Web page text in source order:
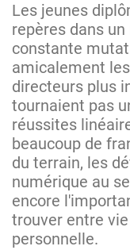
Les jeunes
repères dans
constante
amicalement
directeurs plus
tournaient pas
réussites
beaucoup de
du terrain, les
numérique au
encore
trouver entre
personnelle.